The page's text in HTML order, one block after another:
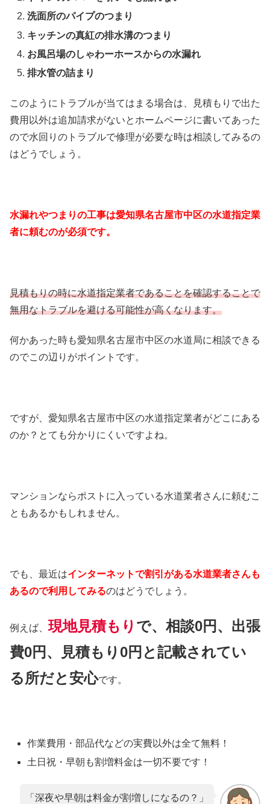
洗面所のパイプのつまり
キッチンの真紅の排水溝のつまり
お風呂場のしゃわーホースからの水漏れ
排水管の詰まり
このようにトラブルが当てはまる場合は、見積もりで出た
費用以外は追加請求がないとホームページに書いてあった
ので水回りのトラブルで修理が必要な時は相談してみるの
はどうでしょう。
水漏れやつまりの工事は愛知県名古屋市中区の水道指定業
者に頼むのが必須です。
見積もりの時に水道指定業者であることを確認することで
無用なトラブルを避ける可能性が高くなります。
何かあった時も愛知県名古屋市中区の水道局に相談できる
のでこの辺りがポイントです。
ですが、愛知県名古屋市中区の水道指定業者がどこにある
のか？とても分かりにくいですよね。
マンションならポストに入っている水道業者さんに頼むこ
ともあるかもしれません。
でも、最近はインターネットで割引がある水道業者さんも
あるので利用してみるのはどうでしょう。
例えば、現地見積もり で、相談0円、出張
費0円、見積もり0円と記載されてい
る所だと安心です。
作業費用・部品代などの実費以外は全て無料！
土日祝・早朝も割増料金は一切不要です！
「深夜や早朝は料金が割増しになるの？」